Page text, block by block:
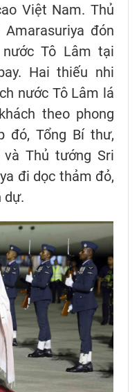
Việt Nam. Thủ
đón
Tô Lâm tại
Hai thiếu nhi
nước Tô Lâm lá
theo phong
đó, Tổng Bí thư,
Thủ tướng Sri
đi dọc thảm đỏ,
dự.